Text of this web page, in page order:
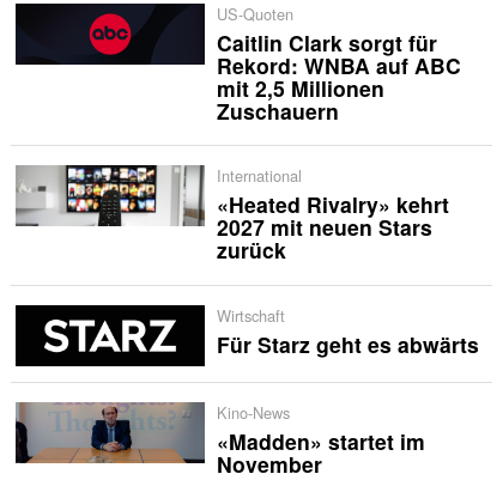
US-Quoten
Caitlin Clark sorgt für
Rekord: WNBA auf ABC
mit 2,5 Millionen
Zuschauern
International
«Heated Rivalry» kehrt
2027 mit neuen Stars
zurück
Wirtschaft
Für Starz geht es abwärts
Kino-News
«Madden» startet im
November